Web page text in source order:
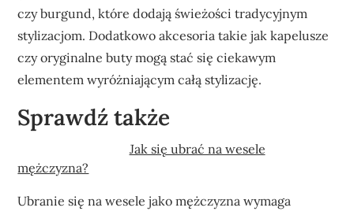
czy burgund, które dodają świeżości tradycyjnym
stylizacjom. Dodatkowo akcesoria takie jak kapelusze
czy oryginalne buty mogą stać się ciekawym
elementem wyróżniającym całą stylizację.
Sprawdź także
Jak się ubrać na wesele
mężczyzna?
Ubranie się na wesele jako mężczyzna wymaga